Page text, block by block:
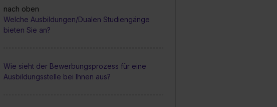
nach oben
Welche Ausbildungen/Dualen Studiengänge
bieten Sie an?
Wie sieht der Bewerbungsprozess für eine
Ausbildungsstelle bei Ihnen aus?